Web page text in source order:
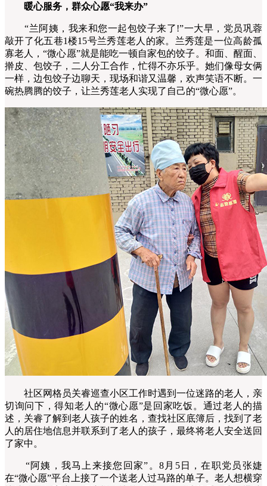
暖心服务，群众心愿“我来办”
“兰阿姨，我来和您一起包饺子来了!”一大早，党员巩蓉
敲开了化五巷1楼15号兰秀莲老人的家。兰秀莲是一位高龄孤
寡老人，“微心愿”就是能吃一顿自家包的饺子。和面、醒面、
擀皮、包饺子，二人分工合作，忙得不亦乐乎。她们像母女俩
一样，边包饺子边聊天，现场和谐又温馨，欢声笑语不断。一
碗热腾腾的饺子，让兰秀莲老人实现了自己的“微心愿”。
社区网格员关睿巡查小区工作时遇到一位迷路的老人，亲
切询问下，得知老人的“微心愿”是回家吃饭。通过老人的描
述，关睿了解到老人孩子的姓名，查找社区底簿后，找到了老
人的居住地信息并联系到了老人的孩子，最终将老人安全送回
了家中。
“阿姨，我马上来接您回家”。8月5日，在职党员张婕
在“微心愿”平台上接了一个送老人过马路的单子。老人想横穿